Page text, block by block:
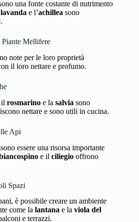
una fonte costante di nutrimento
lavanda e l’achillea sono
Mellifere
note per le loro proprietà
il loro nettare e profumo.
il rosmarino e la salvia sono
nettare e sono utili in cucina.
Api
essere una risorsa importante
e il ciliegio offrono
Spazi
è possibile creare un ambiente
come la lantana e la viola del
e terrazzi.